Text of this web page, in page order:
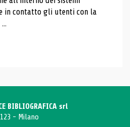
in contatto gli utenti con la
BIBLIOGRAFICA srl
- Milano